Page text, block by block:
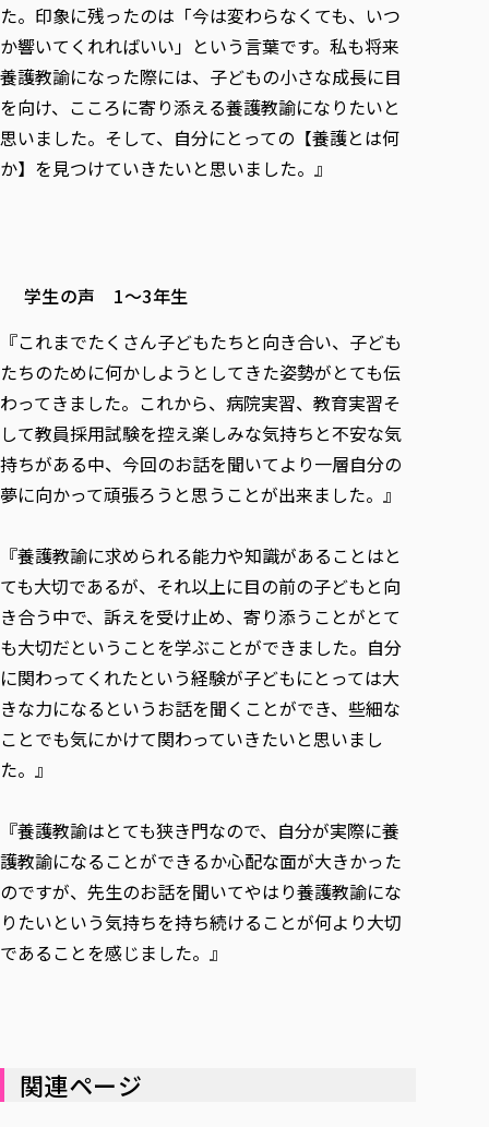
た。印象に残ったのは「今は変わらなくても、いつ
か響いてくれればいい」という言葉です。私も将来
養護教諭になった際には、子どもの小さな成長に目
を向け、こころに寄り添える養護教諭になりたいと
思いました。そして、自分にとっての【養護とは何
か】を見つけていきたいと思いました。』
学生の声 1～3年生
『これまでたくさん子どもたちと向き合い、子ども
たちのために何かしようとしてきた姿勢がとても伝
わってきました。これから、病院実習、教育実習そ
して教員採用試験を控え楽しみな気持ちと不安な気
持ちがある中、今回のお話を聞いてより一層自分の
夢に向かって頑張ろうと思うことが出来ました。』
『養護教諭に求められる能力や知識があることはと
ても大切であるが、それ以上に目の前の子どもと向
き合う中で、訴えを受け止め、寄り添うことがとて
も大切だということを学ぶことができました。自分
に関わってくれたという経験が子どもにとっては大
きな力になるというお話を聞くことができ、些細な
ことでも気にかけて関わっていきたいと思いまし
た。』
『養護教諭はとても狭き門なので、自分が実際に養
護教諭になることができるか心配な面が大きかった
のですが、先生のお話を聞いてやはり養護教諭にな
りたいという気持ちを持ち続けることが何より大切
であることを感じました。』
関連ページ